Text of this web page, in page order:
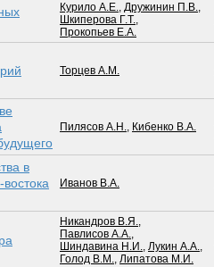
Курило А.Е., Дружинин П.В.,
Шкиперова Г.Т.,
Прокопьев Е.А.
Торцев А.М.
Пилясов А.Н., Кибенко В.А.
в
Иванов В.А.
Никандров В.Я.,
Павлисов А.А.,
Шиндавина Н.И., Лукин А.А.,
Голод В.М., Липатова М.И.